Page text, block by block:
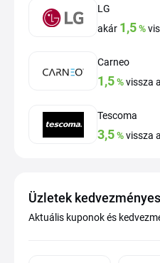
LG
akár 1,5%
Carneo
1,5%vissza
Tescoma
3,5%vissza
Üzletek
Aktuális kuponok és